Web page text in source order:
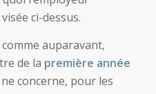
ci-dessus.
auparavant,
de la première année
concerne, pour les